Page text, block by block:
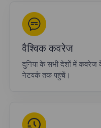
वैश्विक कवरेज
दुनिया के सभी देशों में कवरेज के
नेटवर्क तक पहुंचें।